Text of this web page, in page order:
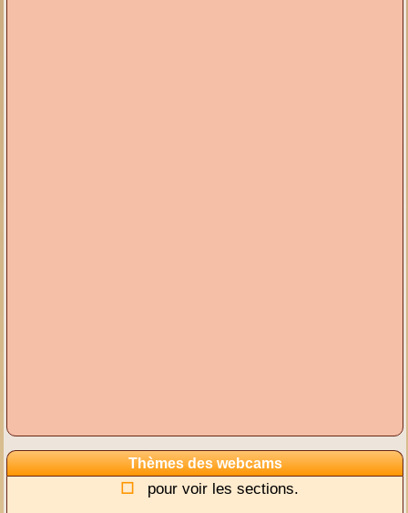
Thèmes des webcams
pour voir les sections.